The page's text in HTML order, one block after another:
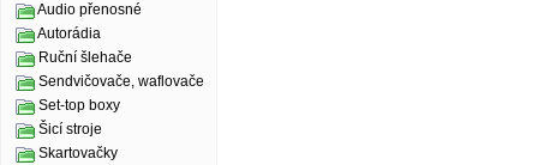
Audio přenosné
Autorádia
Ruční šlehače
Sendvičovače, waflovače
Set-top boxy
Šicí stroje
Skartovačky